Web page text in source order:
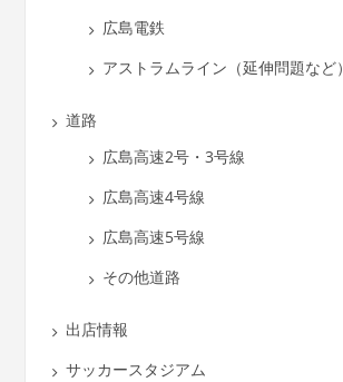
広島電鉄
アストラムライン（延伸問題など）
道路
広島高速2号・3号線
広島高速4号線
広島高速5号線
その他道路
出店情報
サッカースタジアム